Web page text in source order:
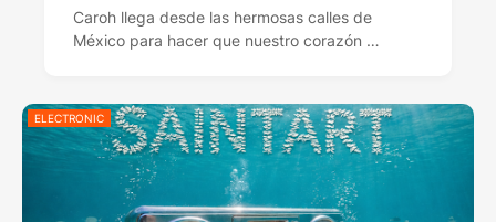
Caroh llega desde las hermosas calles de
México para hacer que nuestro corazón …
ELECTRONIC